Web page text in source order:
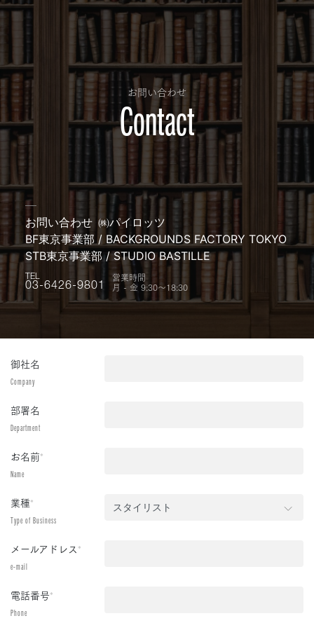
お問い合わせ
Contact
お問い合わせ ㈱パイロッツ
BF東京事業部 / BACKGROUNDS FACTORY TOKYO
STB東京事業部 / STUDIO BASTILLE
TEL
03-6426-9801
営業時間
月 - 金 9:30〜18:30
御社名
Company
部署名
Department
お名前*
Name
業種*
Type of Business
メールアドレス*
e-mail
電話番号*
Phone